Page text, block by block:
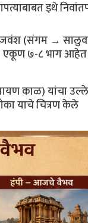
राजवंश (संगम →
एकूण ७-८ भाग आहेत
काळ) यांचा
याचे चित्रण केले